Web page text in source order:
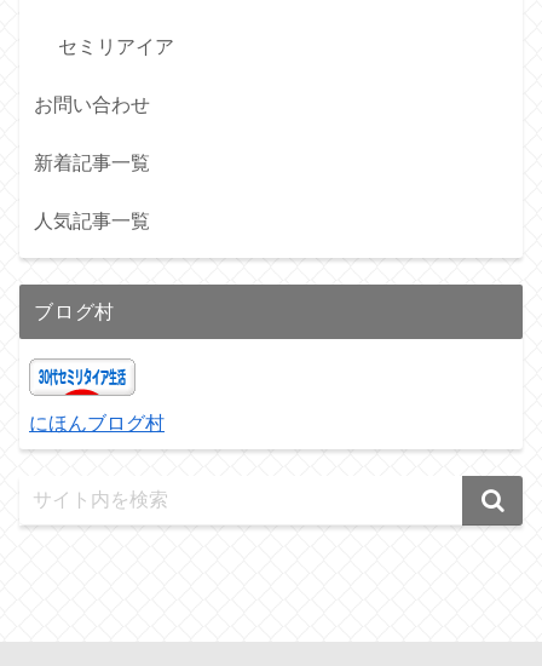
セミリアイア
お問い合わせ
新着記事一覧
人気記事一覧
ブログ村
にほんブログ村